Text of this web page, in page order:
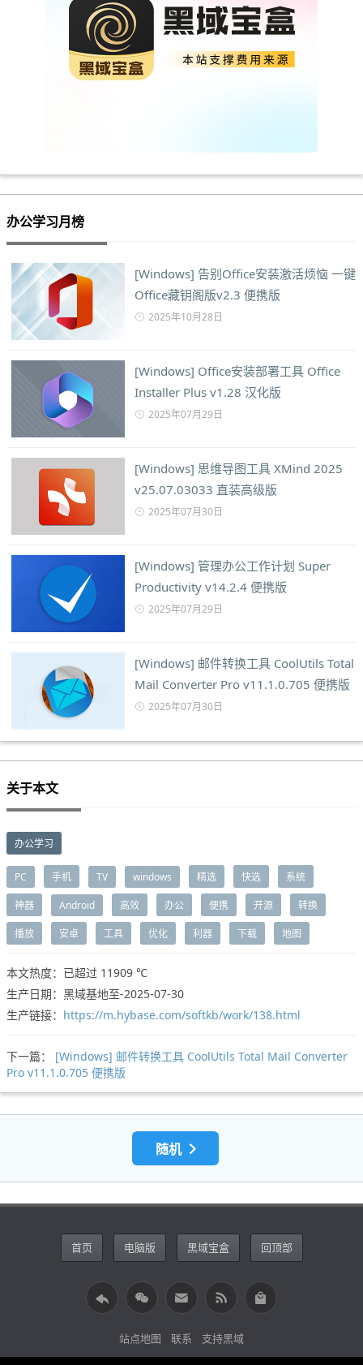
办公学习月榜
[Windows] 告别Office安装激活烦恼 一键
Office藏钥阁版v2.3 便携版
2025年10月28日
[Windows] Office安装部署工具 Office
Installer Plus v1.28 汉化版
2025年07月29日
[Windows] 思维导图工具 XMind 2025
v25.07.03033 直装高级版
2025年07月30日
[Windows] 管理办公工作计划 Super
Productivity v14.2.4 便携版
2025年07月29日
[Windows] 邮件转换工具 CoolUtils Total
Mail Converter Pro v11.1.0.705 便携版
2025年07月30日
关于本文
办公学习
PC 手机 TV windows 精选 快选 系统
神器 Android 高效 办公 便携 开源 转换
播放 安卓 工具 优化 利器 下载 地图
本文热度：已超过 11909 ℃
生产日期：黑域基地至-2025-07-30
生产链接： https://m.hybase.com/softkb/work/138.html
下一篇：
[Windows] 邮件转换工具 CoolUtils Total Mail Converter
Pro v11.1.0.705 便携版
随机
首页 电脑版 黑域宝盒 回顶部
站点地图 联系 支持黑域